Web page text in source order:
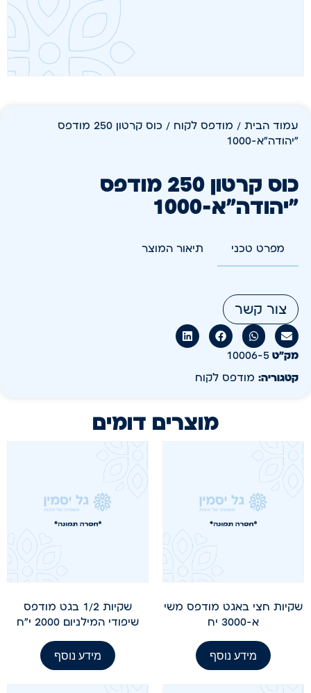
עמוד הבית / מודפס לקוח
/ כוס קרטון 250 מודפס
"יהודה"א-1000
כוס קרטון 250 מודפס
"יהודה"א-1000
מפרט טכני תיאור המוצר
צור קשר
מק״ט 10006-5
קטגוריה: מודפס לקוח
מוצרים דומים
שקיות חצי באגט מודפס משי
א-3000 יח
מידע נוסף
שקיות 1/2 בגט מודפס
שיפודי המילניום 2000 י"ח
מידע נוסף